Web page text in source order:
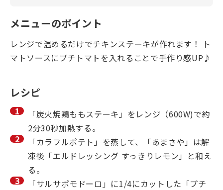
メニューのポイント
レンジで温めるだけでチキンステーキが作れます！ ト
マトソースにプチトマトを入れることで手作り感UP♪
レシピ
「炭火焼鶏ももステーキ」をレンジ（600W)で約
2分30秒加熱する。
「カラフルポテト」を蒸して、「あまさや」は解
凍後「エルドレッシング すっきりレモン」と和え
る。
「サルサポモドーロ」に1/4にカットした「プチ